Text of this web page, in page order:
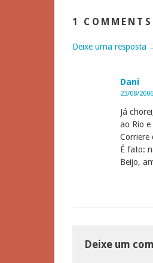
1 COMMENTS
Deixe uma resposta
Dani
23/08/
Já
ao Rio
Corriere
É fato:
Beijo,
Deixe um